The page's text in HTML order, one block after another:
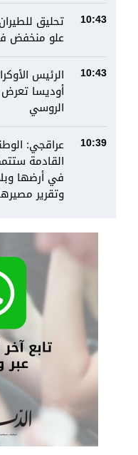
10:43
تحليق
علو منخفض
10:43
الرئيس
أوديسا تعرض
الروسي
10:39
عراقجي:
القادمة
في أرضها
وتقرير